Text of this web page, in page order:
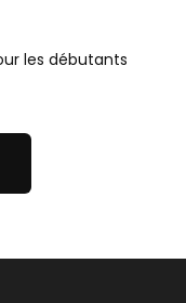
les débutants